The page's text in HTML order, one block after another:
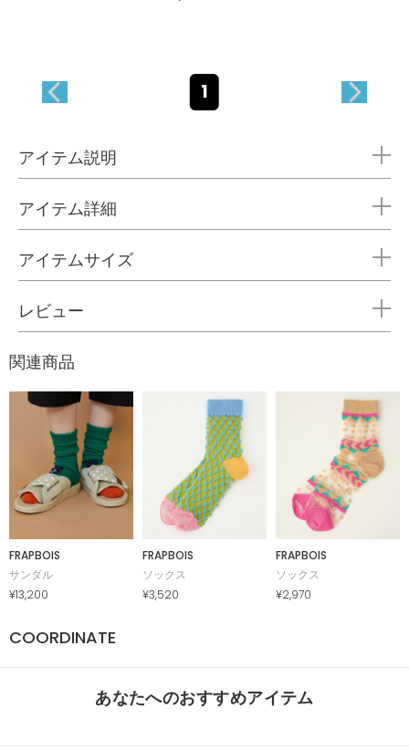
1
アイテム説明
アイテム詳細
アイテムサイズ
レビュー
関連商品
FRAPBOIS
サンダル
¥13,200
FRAPBOIS
ソックス
¥3,520
FRAPBOIS
ソックス
¥2,970
COORDINATE
あなたへのおすすめアイテム